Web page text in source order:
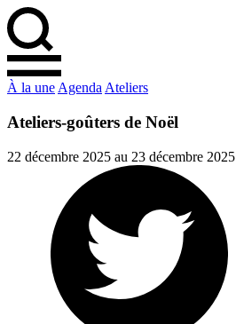
À la uneAgendaAteliers
Ateliers-goûters de Noël
22 décembre 2025 au 23 décembre 2025